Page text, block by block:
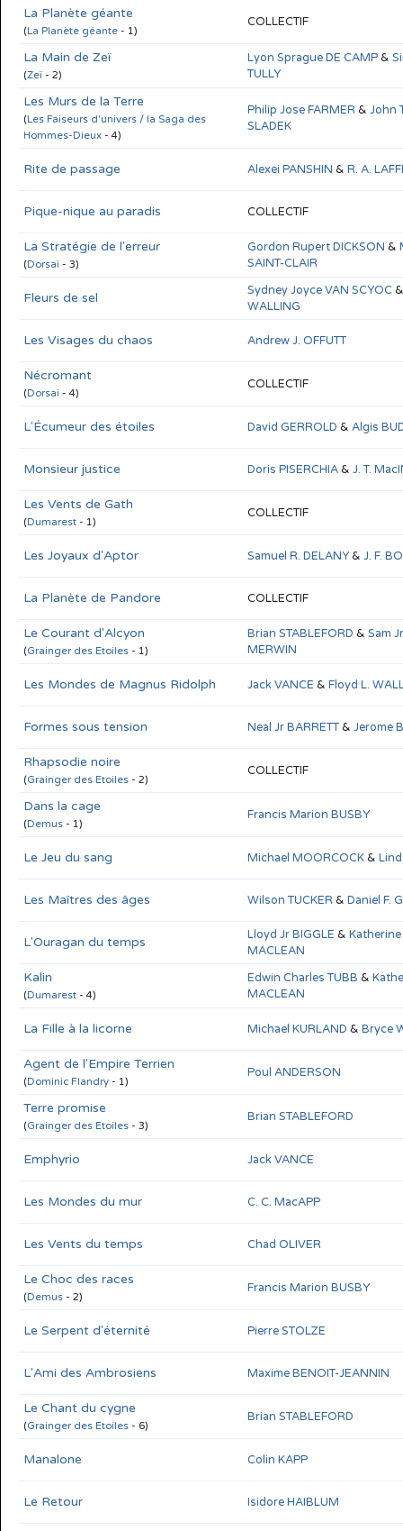
La Planète géante
(La Planète géante - 1)
COLLECTIF
La Main de Zeï
(Zeï - 2)
Lyon Sprague DE CAMP&
TULLY
Les Murs de la Terre
(Les Faiseurs d'univers / la Saga des
Hommes-Dieux - 4)
Philip Jose FARMER & John
SLADEK
Rite de passage Alexei PANSHIN & R. A.
Pique-nique au paradis COLLECTIF
La Stratégie de l'erreur
(Dorsai - 3)
Gordon Rupert DICKSON &
SAINT-CLAIR
Fleurs de sel Sydney Joyce VAN SCYOC
WALLING
Les Visages du chaos Andrew J. OFFUTT
Nécromant
(Dorsai - 4)
COLLECTIF
L'Écumeur des étoiles David GERROLD & Algis
Monsieur justice Doris PISERCHIA& J. T.
Les Vents de Gath
(Dumarest - 1)
COLLECTIF
Les Joyaux d'Aptor Samuel R. DELANY& J. F.
La Planète de Pandore COLLECTIF
Le Courant d'Alcyon
(Grainger des Etoiles - 1)
Brian STABLEFORD & Sam
MERWIN
Les Mondes de Magnus Ridolph Jack VANCE & Floyd L.
Formes sous tension Neal Jr BARRETT& Jerome
Rhapsodie noire
(Grainger des Etoiles - 2)
COLLECTIF
Dans la cage
(Demus - 1)
Francis Marion BUSBY
Le Jeu du sang Michael MOORCOCK&
Les Maîtres des âges Wilson TUCKER & Daniel F.
L'Ouragan du temps Lloyd Jr BIGGLE & Katherine
MACLEAN
Kalin
(Dumarest - 4)
Edwin Charles TUBB &
MACLEAN
La Fille à la licorne Michael KURLAND & Bryce
Agent de l'Empire Terrien
(Dominic Flandry - 1)
Poul ANDERSON
Terre promise
(Grainger des Etoiles - 3)
Brian STABLEFORD
Emphyrio Jack VANCE
Les Mondes du mur C. C. MacAPP
Les Vents du temps Chad OLIVER
Le Choc des races
(Demus - 2)
Francis Marion BUSBY
Le Serpent d'éternité Pierre STOLZE
L'Ami des Ambrosiens Maxime BENOIT-JEANNIN
Le Chant du cygne
(Grainger des Etoiles - 6)
Brian STABLEFORD
Manalone Colin KAPP
Le Retour Isidore HAIBLUM